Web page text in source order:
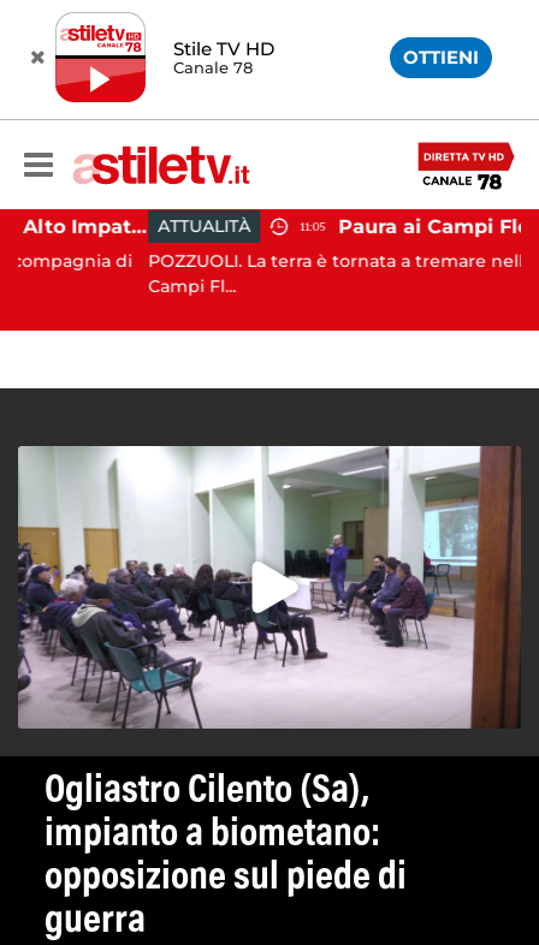
Stile TV HD
Canale 78 OTTIENI
Napoli, operazione Alto Impatto: trovate 252 dosi di droga
di
ATTUALITÀ 11:05
POZZUOLI. La terra è tornata a tremare nell’area dei
Campi Fl...
Ogliastro Cilento (Sa),
impianto a biometano:
opposizione sul piede di
guerra